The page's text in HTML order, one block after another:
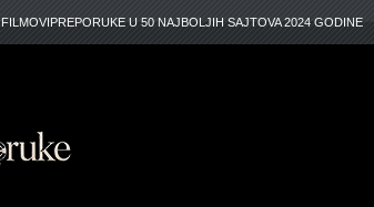
FILMOVIPREPORUKE U 50 NAJBOLJIH SAJTOVA 2024 GODINE